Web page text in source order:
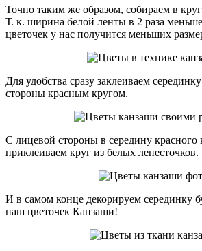
Точно таким же образом, собираем в
Т. к. ширина белой ленты в 2 раза
цветочек у нас получится меньших
Для удобства сразу заклеиваем
стороны красным кругом.
С лицевой стороны в середину красного
приклеиваем круг из белых лепесточков.
И в самом конце декорируем серединку
наш цветочек Канзаши!